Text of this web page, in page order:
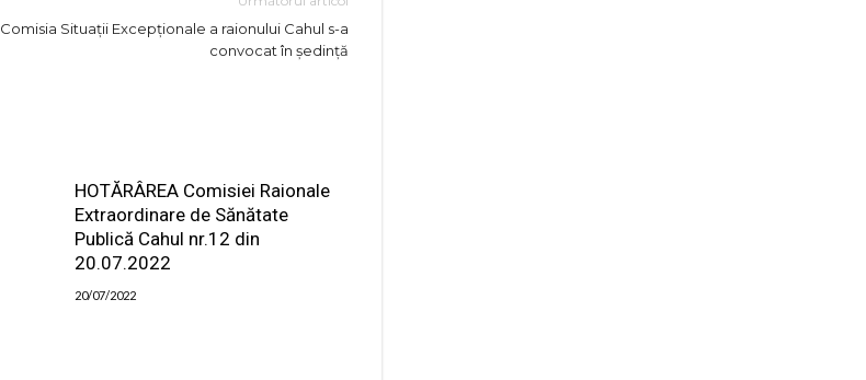
Comisia Situații Excepționale a raionului Cahul s-a
convocat în ședință
HOTĂRÂREA Comisiei Raionale
Extraordinare de Sănătate
Publică Cahul nr.12 din
20.07.2022
20/07/2022